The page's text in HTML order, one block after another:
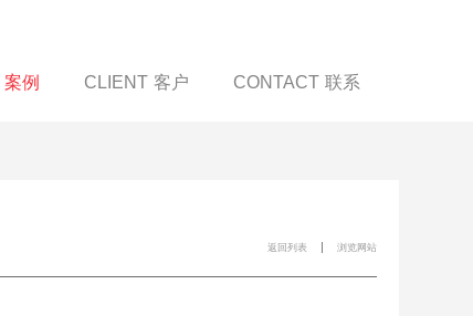
案例 CLIENT 客户 CONTACT 联系
返回列表 | 浏览网站